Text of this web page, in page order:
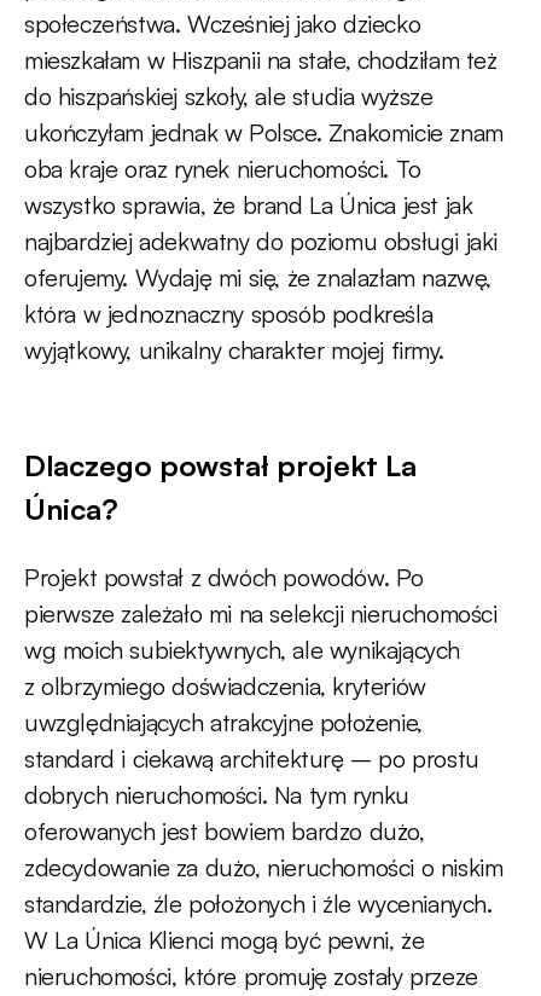
społeczeństwa. Wcześniej jako dziecko
mieszkałam w Hiszpanii na stałe, chodziłam też
do hiszpańskiej szkoły, ale studia wyższe
ukończyłam jednak w Polsce. Znakomicie znam
oba kraje oraz rynek nieruchomości. To
wszystko sprawia, że brand La Única jest jak
najbardziej adekwatny do poziomu obsługi jaki
oferujemy. Wydaję mi się, że znalazłam nazwę,
która w jednoznaczny sposób podkreśla
wyjątkowy, unikalny charakter mojej firmy.
Dlaczego powstał projekt La
Única?
Projekt powstał z dwóch powodów. Po
pierwsze zależało mi na selekcji nieruchomości
wg moich subiektywnych, ale wynikających
z olbrzymiego doświadczenia, kryteriów
uwzględniających atrakcyjne położenie,
standard i ciekawą architekturę – po prostu
dobrych nieruchomości. Na tym rynku
oferowanych jest bowiem bardzo dużo,
zdecydowanie za dużo, nieruchomości o niskim
standardzie, źle położonych i źle wycenianych.
W La Única Klienci mogą być pewni, że
nieruchomości, które promuję zostały przeze